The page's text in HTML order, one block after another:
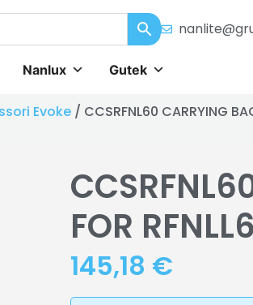
Nanlux Gutek
Evoke/ CCSRFNL60 CARRYING
FOR
145,18 €